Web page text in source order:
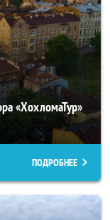
«ХохломаТур»
ПОДРОБНЕЕ